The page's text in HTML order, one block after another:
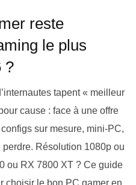
reste
le plus
?
tapent « meilleur
cause : face à une offre
sur mesure, mini-PC,
Résolution 1080p ou
ou RX 7800 XT ? Ce guide
choisir le bon PC gamer en